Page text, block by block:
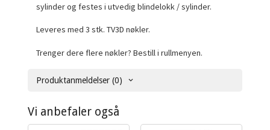
sylinder og festes i utvedig blindelokk / sylinder.
Leveres med 3 stk. TV3D nøkler.
Trenger dere flere nøkler? Bestill i rullmenyen.
Produktanmeldelser (0)
Vi anbefaler også